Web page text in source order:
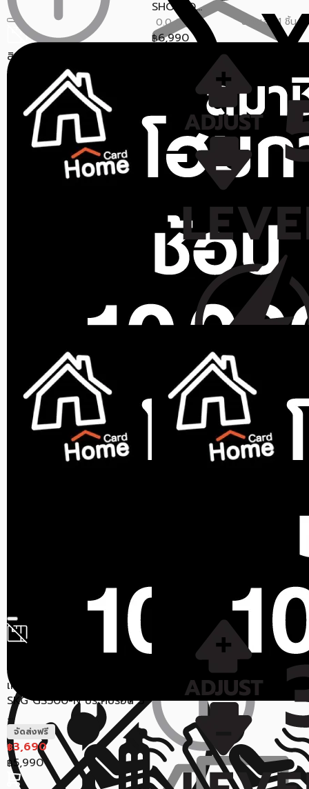
สินค้าหมด
OYEET
เครื่องนวด OYEET NEX PRO
II MG-T1 สีขาว
0.0 (0) ขายแล้ว 0 ชิ้น
9,690
ราคาสุดท้าย* ฿8,623.30
SHOULD...
0.0 (0) ขายแล้ว 1 ชิ้น
฿6,990
ราคาสุดท้าย* ฿6,295.30
สินค้าหมด
OSIM Thailand
VIBRATION EXERCISE
BOARD OSIM รุ่น UZAP
BODY ม่วง
ฟรีประกอบ จัดส่งฟรี
ราคาสุดท้าย* ฿29,575.30
ขายแล้ว 0 ชิ้น
ราคาสุดท้าย* ฿34,823
SKG
เครื่องนวดคอไฟฟ้าอัจฉริยะ
SKG GS500-N ประคบร้อน 3
...
จัดส่งฟรี
฿3,690
฿ 5,990